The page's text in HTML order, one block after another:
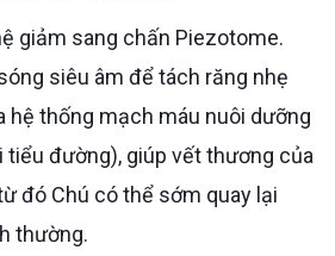
siêu âm để tách răng nhẹ
hệ thống mạch máu nuôi dưỡng
tiểu đường), giúp vết thương của
đó Chú có thể sớm quay lại
thường.